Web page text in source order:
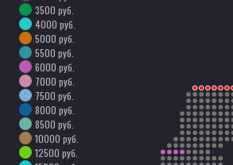
3500 руб.
4000 руб.
5000 руб.
5500 руб.
6000 руб.
7000 руб.
7500 руб.
8000 руб.
8500 руб.
10000 руб.
12500 руб.